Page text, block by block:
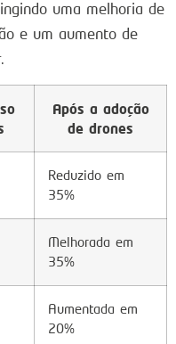
uma melhoria de
e um aumento de
Após a adoção
de drones
Reduzido em
35%
Melhorada em
35%
Aumentada em
20%